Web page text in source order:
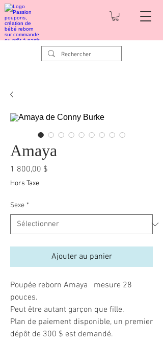
Amaya
1 800,00 $
Hors Taxe
Sexe *
Ajouter au panier
Poupée reborn Amaya mesure 28
pouces.
Peut être autant garçon que fille.
Plan de paiement disponible, un premier
dépôt de 300 $ est demandé.